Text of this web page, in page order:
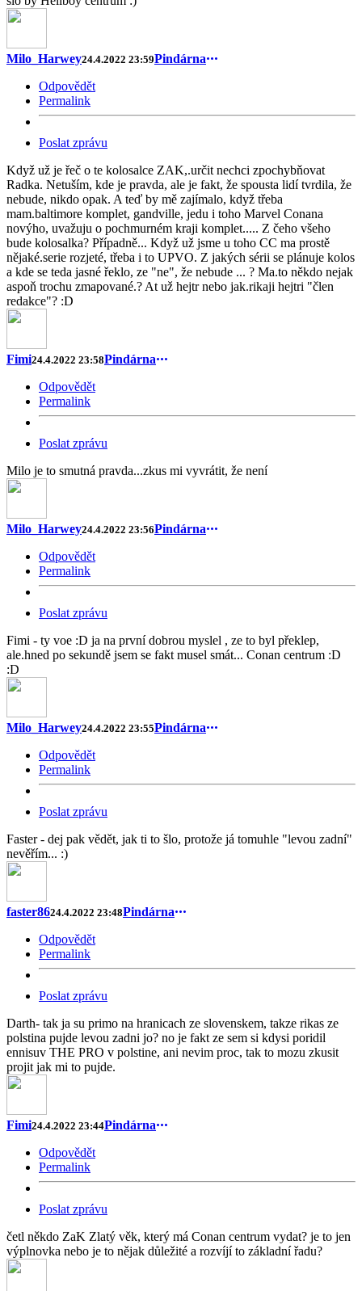
Milo_Harwey24.4.2022 23:59Pindárna
Odpovědět
Permalink
Poslat zprávu
Když už je řeč o te kolosalce ZAK,.určit nechci zpochybňovat
Radka. Netuším, kde je pravda, ale je fakt, že spousta lidí tvrdila, že
nebude, nikdo opak. A teď by mě zajímalo, když třeba
mam.baltimore komplet, gandville, jedu i toho Marvel Conana
novýho, uvažuju o pochmurném kraji komplet..... Z čeho všeho
bude kolosalka? Případně... Když už jsme u toho CC ma prostě
nějaké.serie rozjeté, třeba i to UPVO. Z jakých sérii se plánuje kolos
a kde se teda jasné řeklo, ze "ne", že nebude ... ? Ma.to někdo nejak
aspoň trochu zmapované.? At už hejtr nebo jak.rikaji hejtri "člen
redakce"? :D
Fimi24.4.2022 23:58Pindárna
Odpovědět
Permalink
Poslat zprávu
Milo je to smutná pravda...zkus mi vyvrátit, že není
Milo_Harwey24.4.2022 23:56Pindárna
Odpovědět
Permalink
Poslat zprávu
Fimi - ty voe :D ja na první dobrou myslel , ze to byl překlep,
ale.hned po sekundě jsem se fakt musel smát... Conan centrum :D
:D
Milo_Harwey24.4.2022 23:55Pindárna
Odpovědět
Permalink
Poslat zprávu
Faster - dej pak vědět, jak ti to šlo, protože já tomuhle "levou zadní"
nevěřím... :)
faster8624.4.2022 23:48Pindárna
Odpovědět
Permalink
Poslat zprávu
Darth- tak ja su primo na hranicach ze slovenskem, takze rikas ze
polstina pujde levou zadni jo? no je fakt ze sem si kdysi poridil
ennisuv THE PRO v polstine, ani nevim proc, tak to mozu zkusit
projit jak mi to pujde.
Fimi24.4.2022 23:44Pindárna
Odpovědět
Permalink
Poslat zprávu
četl někdo ZaK Zlatý věk, který má Conan centrum vydat? je to jen
výplnovka nebo je to nějak důležité a rozvíjí to základní řadu?